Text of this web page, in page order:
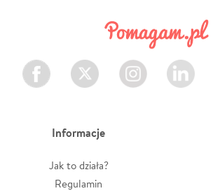
Facebook Twitter Instagram LinkedIn
Informacje
Jak to działa?
Regulamin